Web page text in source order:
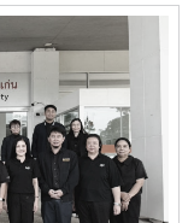
ป็นพิเศษ เนื่องจาก
ซึ่งเป็น
Asian Ministers
คัญในการพัฒนา
วิจัย ตลอดจนสร้าง
ษตรและชนบทใน
องจากศิษย์เก่าทุน
บาทสมเด็จ
มพรรษา 28
“ชาวเชียงใหม่ปลูก
ร่วมกิจกรรมและ